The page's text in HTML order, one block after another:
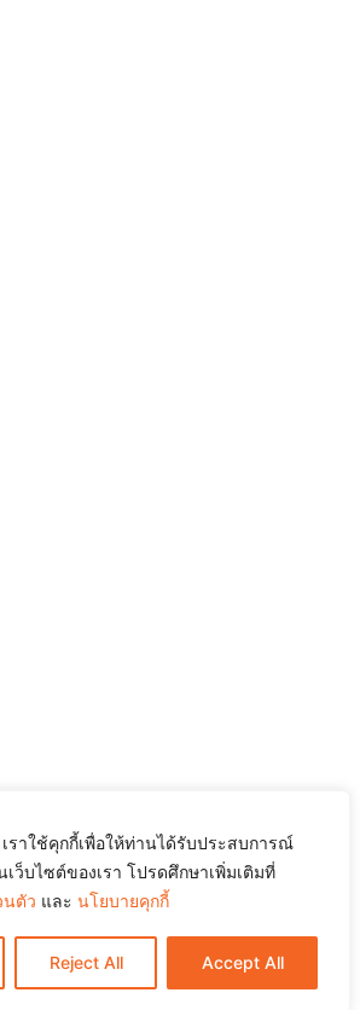
เราใช้คุกกี้เพื่อให้ท่านได้รับประสบการณ์
ว็บไซต์ของเรา โปรดศึกษาเพิ่มเติมที่
นตัว และ นโยบายคุกกี้
Reject All Accept All